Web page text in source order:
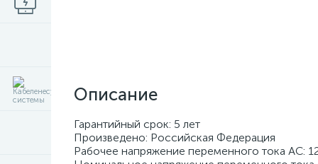
Описание
Гарантийный срок: 5 лет
Произведено: Российская Федерация
Рабочее напряжение переменного тока АС: